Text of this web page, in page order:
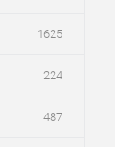
1625
224
487